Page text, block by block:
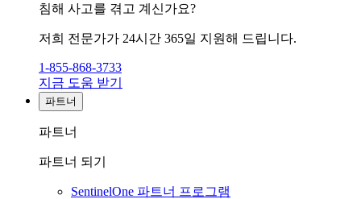
침해 사고를 겪고 계신가요?
저희 전문가가 24시간 365일 지원해 드립니다.
1-855-868-3733
지금 도움 받기
파트너
파트너
파트너 되기
SentinelOne 파트너 프로그램